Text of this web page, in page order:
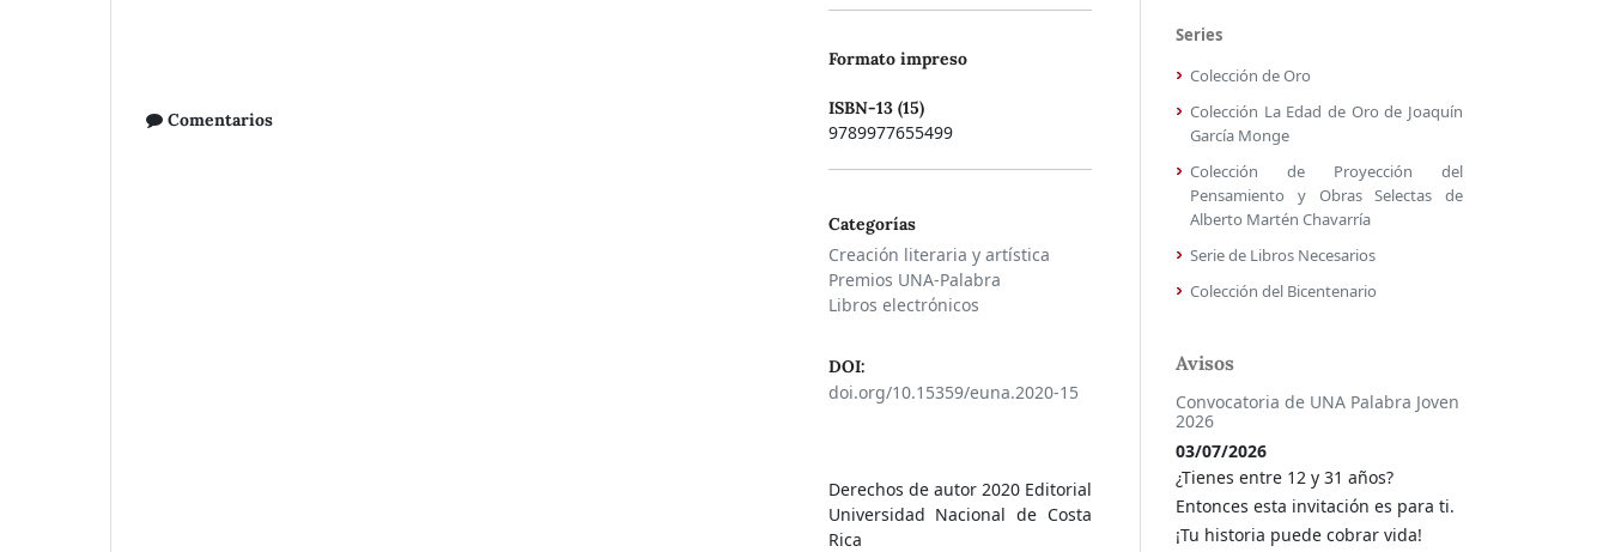
Comentarios
Formato impreso
ISBN-13 (15)
9789977655499
Categorías
Creación literaria y artística
Premios UNA-Palabra
Libros electrónicos
DOI:
doi.org/10.15359/euna.2020-15
Derechos de autor 2020 Editorial
Universidad Nacional de Costa
Rica
Series
Colección de Oro
Colección La Edad de Oro de Joaquín
García Monge
Colección de Proyección del
Pensamiento y Obras Selectas de
Alberto Martén Chavarría
Serie de Libros Necesarios
Colección del Bicentenario
Avisos
Convocatoria de UNA Palabra Joven
2026
03/07/2026
¿Tienes entre 12 y 31 años?
Entonces esta invitación es para ti.
¡Tu historia puede cobrar vida!